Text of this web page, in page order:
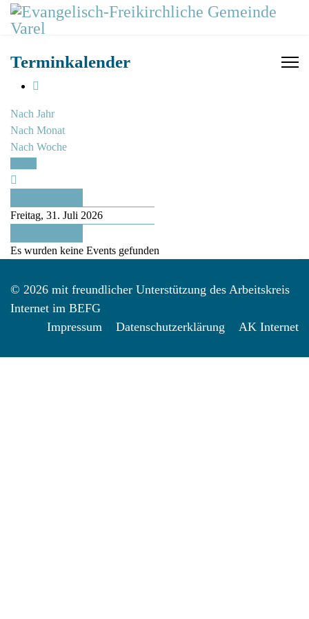
Terminkalender
Nach Jahr
Nach Monat
Nach Woche
Freitag, 31. Juli 2026
Es wurden keine Events gefunden
© 2026 mit freundlicher Unterstützung des Arbeitskreis
Internet im BEFG
Impressum
Datenschutzerklärung AK Internet